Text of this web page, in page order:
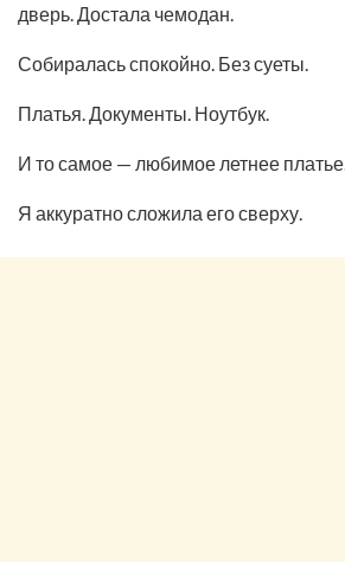
дверь. Достала чемодан.
Собиралась спокойно. Без суеты.
Платья. Документы. Ноутбук.
И то самое — любимое летнее платье.
Я аккуратно сложила его сверху.